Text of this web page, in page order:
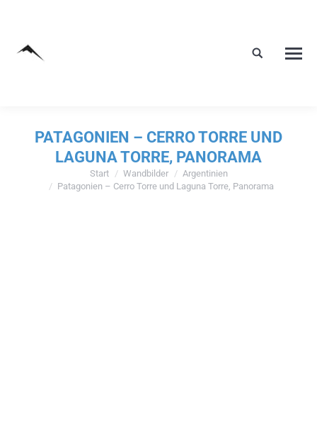
PATAGONIEN – CERRO TORRE UND
LAGUNA TORRE, PANORAMA
Sie befinden sich hier:
Start Wandbilder
Argentinien
Patagonien – Cerro Torre und Laguna Torre, Panorama